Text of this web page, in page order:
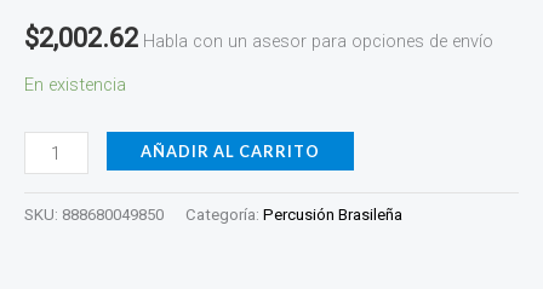
$2,002.62 Habla con un asesor para opciones de envío
En existencia
AÑADIR AL CARRITO
SKU: 888680049850 Categoría: Percusión Brasileña